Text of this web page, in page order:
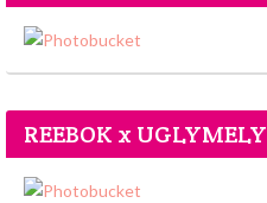
REEBOK x UGLYMELY